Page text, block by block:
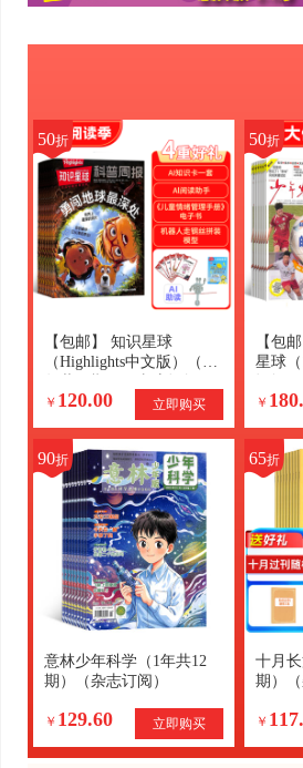
50折
【包邮】 知识星球
（Highlights中文版）（1
+赠送AI阅读助手+AI知识
￥ 120.00 立即购买
50折
【包
星球（
￥
90折
意林少年科学（1年共12
期）（杂志订阅）
￥ 129.60 立即购买
65折
十月
期）（
￥